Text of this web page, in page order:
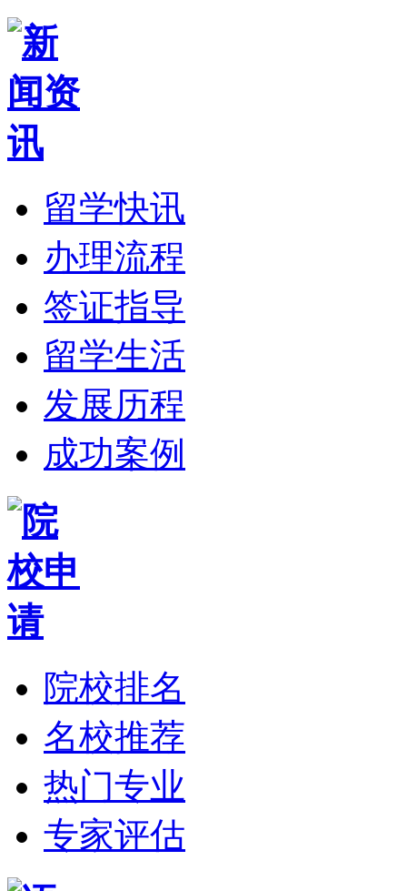
留学快讯
办理流程
签证指导
留学生活
发展历程
成功案例
院校排名
名校推荐
热门专业
专家评估